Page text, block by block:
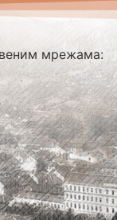
мрежама: